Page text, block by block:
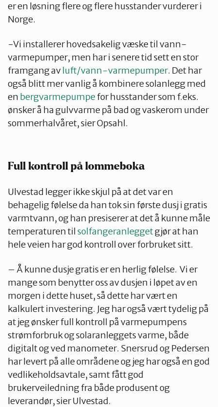
er en løsning flere og flere husstander vurderer i
Norge.
-Vi installerer hovedsakelig væske til vann-
varmepumper, men har i senere tid sett en stor
framgang avluft/vann-varmepumper. Det har
også blitt mer vanlig å kombinere solanlegg med
en bergvarmepumpefor husstander som f.eks.
ønsker å ha gulvvarme på bad og vaskerom under
sommerhalvåret, sier Opsahl.
Full kontroll på lommeboka
Ulvestad legger ikke skjul på at det var en
behagelig følelse da han tok sin første dusj i gratis
varmtvann, og han presiserer at det å kunne måle
temperaturen tilsolfangeranleggetgjør at han
hele veien har god kontroll over forbruket sitt.
– Å kunne dusje gratis er en herlig følelse. Vi er
mange som benytter oss av dusjen i løpet av en
morgen i dette huset, så dette har vært en
kalkulert investering. Jeg har også vært tydelig på
at jeg ønsker full kontroll på varmepumpens
strømforbruk og solaranleggets varme, både
digitalt og ved manometer. Snersrud og Pedersen
har levert på alle områdene og jeg har også en god
vedlikeholdsavtale, samt fått god
brukerveiledning fra både produsent og
leverandør, sier Ulvestad.